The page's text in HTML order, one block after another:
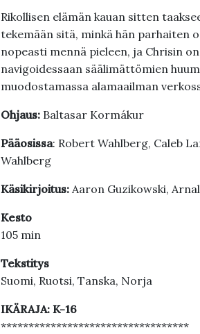
Rikollisen elämän kauan sitten
tekemään sitä, minkä hän parhaiten
nopeasti mennä pieleen, ja Chrisin
navigoidessaan säälimättömien
muodostamassa alamaailman
Ohjaus: Baltasar Kormákur
Pääosissa: Robert Wahlberg, Caleb
Wahlberg
Käsikirjoitus:Aaron Guzikowski,
Kesto
105 min
Tekstitys
Suomi, Ruotsi, Tanska, Norja
IKÄRAJA: K-16
**********************************